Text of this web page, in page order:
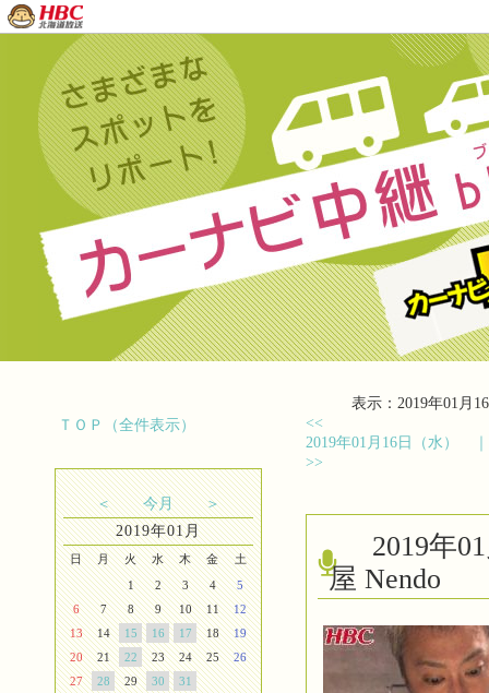
ＴＯＰ（全件表示）
＜ 今月
＞
2019年01月
日 月 火 水 木 金
土
1
2 3 4
5
6
7 8 9 10 11
12
13
14 15 16 17 18
19
20
21 22 23 24 25
26
27
28 29 30 31
表示：2019年01月16
<<
2019年01月16日（水）
>>
2019年
屋 Nendo